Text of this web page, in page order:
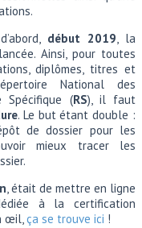
début 2019, la
Ainsi, pour toutes
diplômes, titres et
National des
Spécifique (RS), il faut
. Le but étant double :
de dossier pour les
mieux tracer les
, était de mettre en ligne
à la certification
œil,ça se trouve ici !